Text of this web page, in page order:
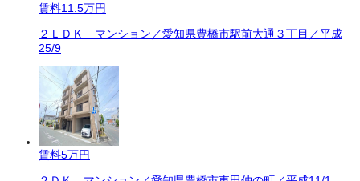
賃料11.5万円
２ＬＤＫ マンション／愛知県豊橋市駅前大通３丁目／平成
25/9
賃料5万円